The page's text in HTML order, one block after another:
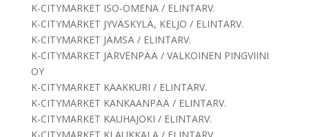
K-CITYMARKET ISO-OMENA / ELINTARV.
K-CITYMARKET JYVÄSKYLÄ, KELJO / ELINTARV.
K-CITYMARKET JÄMSÄ / ELINTARV.
K-CITYMARKET JÄRVENPÄÄ / VALKOINEN PINGVIINI
OY
K-CITYMARKET KAAKKURI / ELINTARV.
K-CITYMARKET KANKAANPÄÄ / ELINTARV.
K-CITYMARKET KAUHAJOKI / ELINTARV.